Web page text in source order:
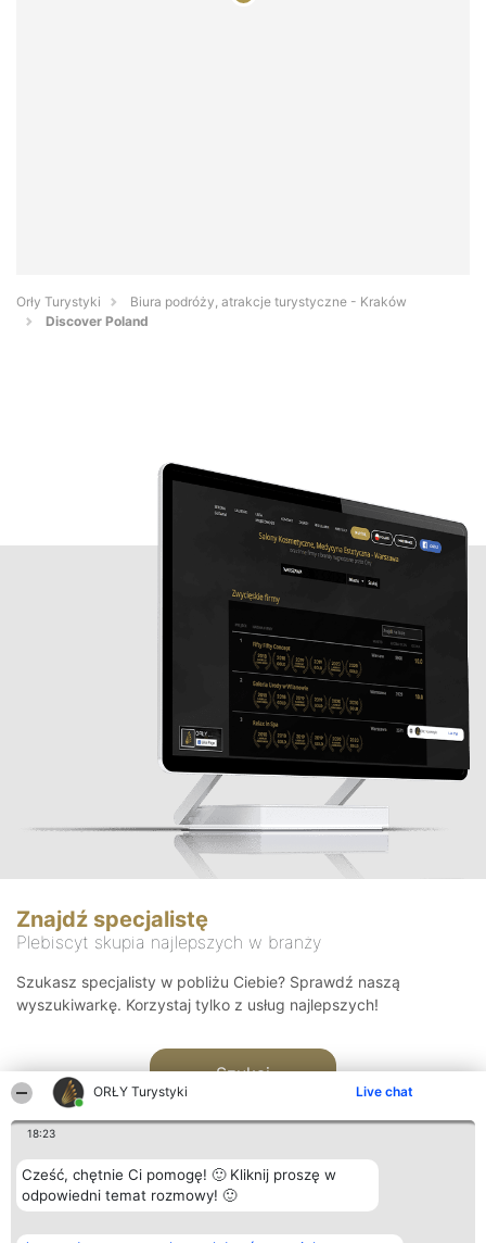
ORŁY Turystyki Live chat
18:23
Cześć, chętnie Ci pomogę! 🙂 Kliknij proszę w
odpowiedni temat rozmowy! 🙂
Orły Turystyki
Biura podróży, atrakcje turystyczne - Kraków
Discover Poland
Znajdź specjalistę
Plebiscyt skupia najlepszych w branży
Szukasz specjalisty w pobliżu Ciebie? Sprawdź naszą
wyszukiwarkę. Korzystaj tylko z usług najlepszych!
Szukaj
Organizator plebiscytu Plebiscyt Kontakt